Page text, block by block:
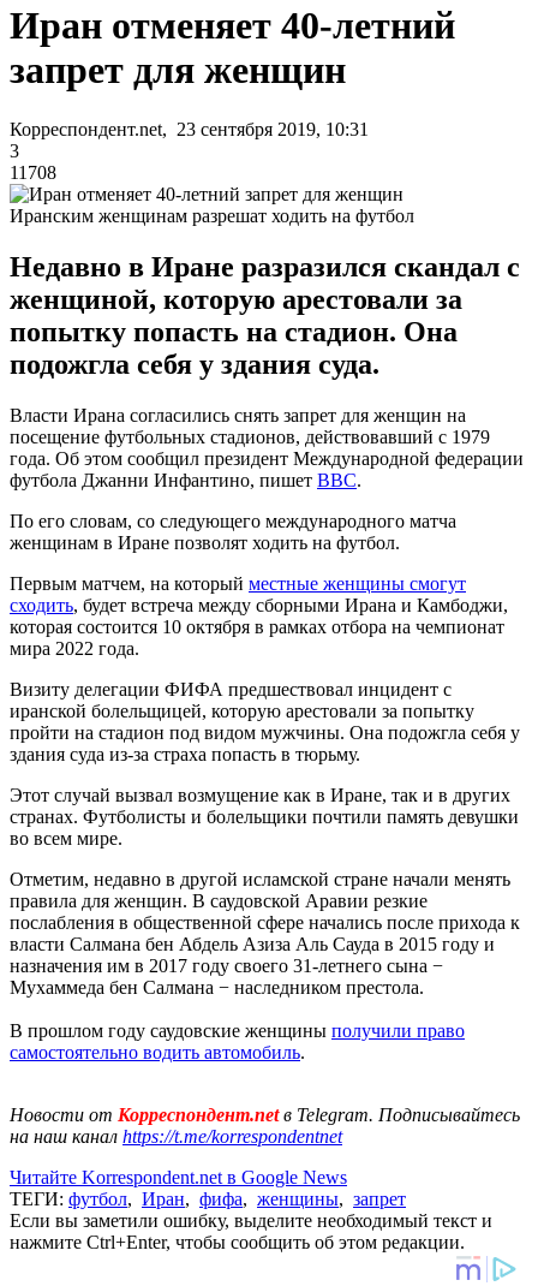
Иран отменяет 40-летний
запрет для женщин
Корреспондент.net, 23 сентября 2019, 10:31
3
11708
Иранским женщинам разрешат ходить на футбол
Недавно в Иране разразился скандал с
женщиной, которую арестовали за
попытку попасть на стадион. Она
подожгла себя у здания суда.
Власти Ирана согласились снять запрет для женщин на
посещение футбольных стадионов, действовавший с 1979
года. Об этом сообщил президент Международной федерации
футбола Джанни Инфантино, пишет BBC.
По его словам, со следующего международного матча
женщинам в Иране позволят ходить на футбол.
Первым матчем, на который местные женщины смогут
сходить, будет встреча между сборными Ирана и Камбоджи,
которая состоится 10 октября в рамках отбора на чемпионат
мира 2022 года.
Визиту делегации ФИФА предшествовал инцидент с
иранской болельщицей, которую арестовали за попытку
пройти на стадион под видом мужчины. Она подожгла себя у
здания суда из-за страха попасть в тюрьму.
Этот случай вызвал возмущение как в Иране, так и в других
странах. Футболисты и болельщики почтили память девушки
во всем мире.
Отметим, недавно в другой исламской стране начали менять
правила для женщин. В саудовской Аравии резкие
послабления в общественной сфере начались после прихода к
власти Салмана бен Абдель Азиза Аль Сауда в 2015 году и
назначения им в 2017 году своего 31-летнего сына −
Мухаммеда бен Салмана − наследником престола.
В прошлом году саудовские женщины получили право
самостоятельно водить автомобиль.
Новости от Корреспондент.netв Telegram. Подписывайтесь
на наш канал https://t.me/korrespondentnet
Читайте Korrespondent.net в Google News
ТЕГИ: футбол, Иран, фифа, женщины, запрет
Если вы заметили ошибку, выделите необходимый текст и
нажмите Ctrl+Enter, чтобы сообщить об этом редакции.